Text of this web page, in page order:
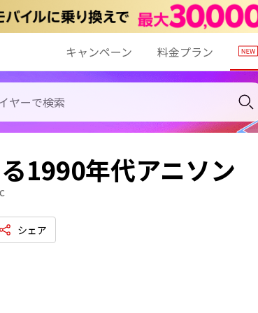
キャンペーン 料金プラン
1990年代アニソン
シェア